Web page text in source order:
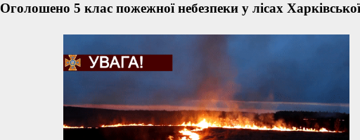
Оголошено 5 клас пожежної небезпеки у лісах